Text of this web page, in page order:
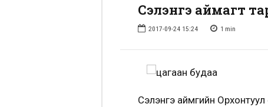
Сэлэнгэ аймагт
2017-09-24 15:24 1 min
Сэлэнгэ аймгийн